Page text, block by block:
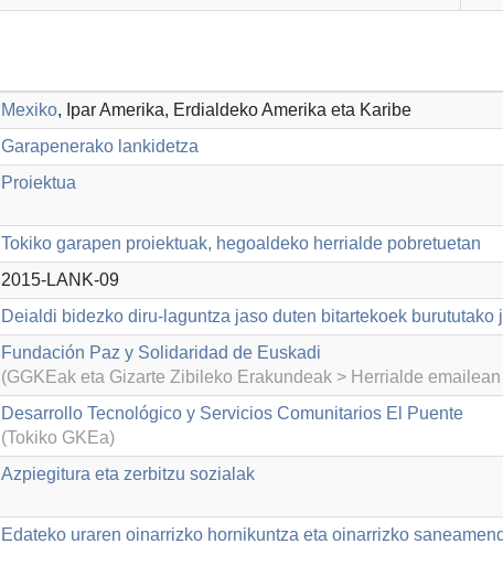
Mexiko, Ipar Amerika, Erdialdeko Amerika eta Karibe
Garapenerako lankidetza
Proiektua
Tokiko garapen proiektuak, hegoaldeko herrialde pobretuetan
2015-LANK-09
Deialdi bidezko diru-laguntza jaso duten bitartekoek burututako
Fundación Paz y Solidaridad de Euskadi
(GGKEak eta Gizarte Zibileko Erakundeak > Herrialde
Desarrollo Tecnológico y Servicios Comunitarios El Puente
(Tokiko GKEa)
Azpiegitura eta zerbitzu sozialak
Edateko uraren oinarrizko hornikuntza eta oinarrizko